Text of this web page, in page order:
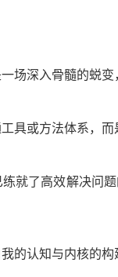
场深入骨髓的蜕变
具或方法体系，
就了高效解决问
的认知与内核的构